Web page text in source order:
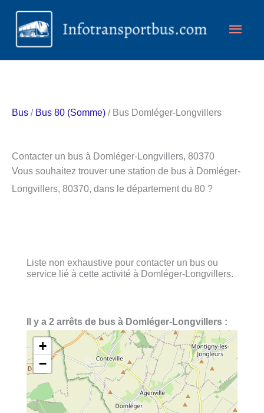
Aller
contenu
Bus / Bus 80 (Somme) / Bus Domléger-Longvillers
Contacter un bus à Domléger-Longvillers, 80370
Vous souhaitez trouver une station de bus à Domléger-
Longvillers, 80370, dans le département du 80 ?
Liste non exhaustive pour contacter un bus ou
service lié à cette activité à Domléger-Longvillers.
Il y a 2 arrêts de bus à Domléger-Longvillers :
+
−